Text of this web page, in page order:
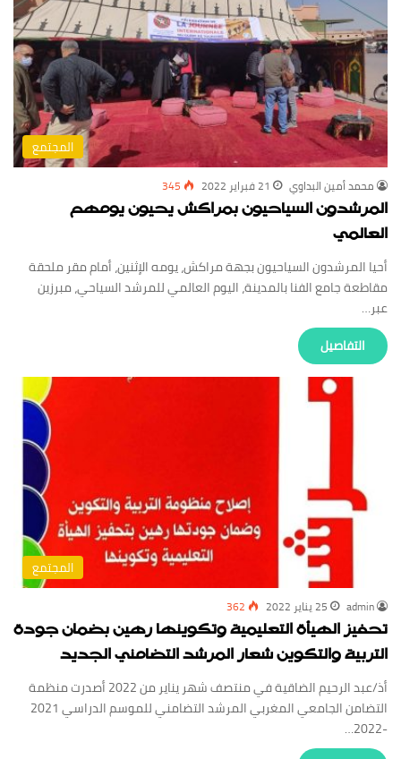
المجتمع
محمد أمين البداوي 21 فبراير 2022 345
المرشدون السياحيون بمراكش يحيون يومهم
العالمي
أحيا المرشدون السياحيون بجهة مراكش، يومه الإثنين، أمام مقر ملحقة
مقاطعة جامع الفنا بالمدينة، اليوم العالمي للمرشد السياحي، مبرزين
عبر…
‏التفاصيل
المجتمع
admin 25 يناير 2022 362
تحفيز الهيأة التعليمية وتكوينها رهين بضمان جودة
التربية والتكوين شعار المرشد التضامني الجديد
أذ/عبد الرحيم الضاقية في منتصف شهر يناير من 2022 أصدرت منظمة
التضامن الجامعي المغربي المرشد التضامني للموسم الدراسي 2021
-2022…